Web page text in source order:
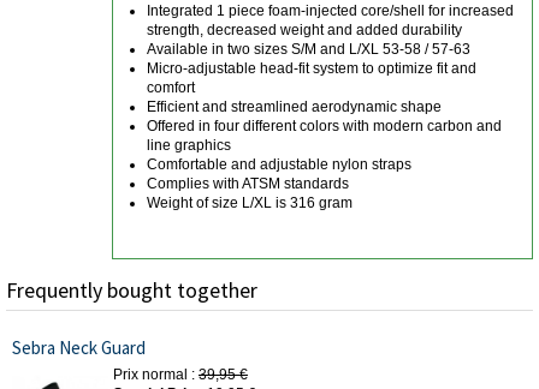
Integrated 1 piece foam-injected core/shell for increased
strength, decreased weight and added durability
Available in two sizes S/M and L/XL 53-58 / 57-63
Micro-adjustable head-fit system to optimize fit and
comfort
Efficient and streamlined aerodynamic shape
Offered in four different colors with modern carbon and
line graphics
Comfortable and adjustable nylon straps
Complies with ATSM standards
Weight of size L/XL is 316 gram
Frequently bought together
Sebra Neck Guard
Prix normal : 39,95 €